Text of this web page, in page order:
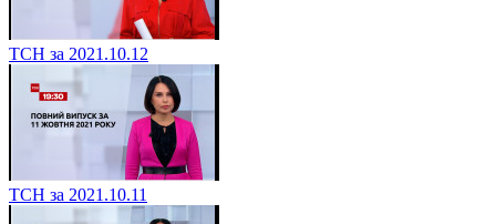
ТСН за 2021.10.12
ТСН за 2021.10.11